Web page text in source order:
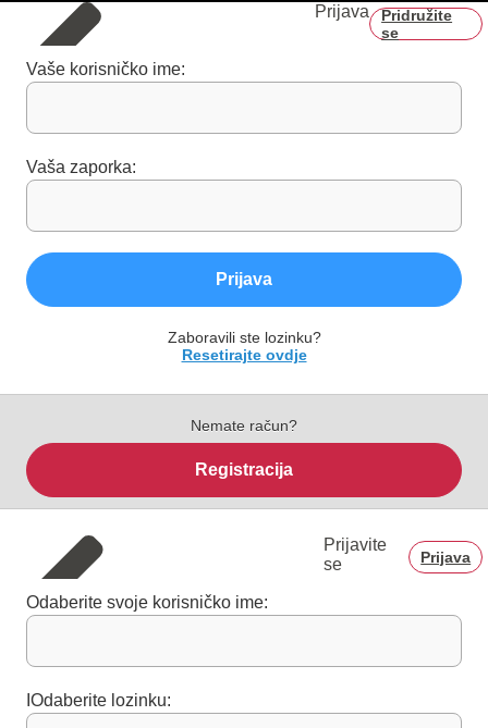
Prijava
Pridružite
se
Vaše korisničko ime:
Vaša zaporka:
Prijava
Zaboravili ste lozinku?
Resetirajte ovdje
Nemate račun?
Registracija
Prijavite
se
Prijava
Odaberite svoje korisničko ime:
IOdaberite lozinku: